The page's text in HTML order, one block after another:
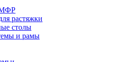
МФР
растяжки
столы
и рамы